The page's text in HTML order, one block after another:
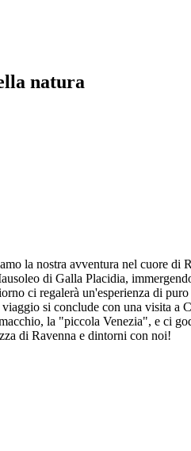
natura
la nostra avventura nel cuore di
di Galla Placidia,
ci regalerà un'esperienza di
si conclude con una visita
la "piccola Venezia", e ci
di Ravenna e dintorni con noi!